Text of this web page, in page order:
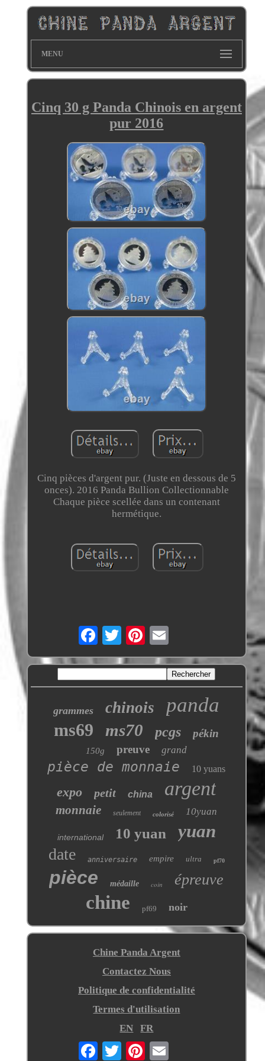
MENU
Cinq 30 g Panda Chinois en argent
pur 2016
Cinq pièces d'argent pur. (Juste en dessous de 5
onces). 2016 Panda Bullion Collectionnable
Chaque pièce scellée dans un contenant
hermétique.
grammes chinois panda
ms69 ms70 pcgs pékin
150g preuve grand
pièce de monnaie 10 yuans
expo petit china argent
monnaie seulement colorisé 10yuan
international 10 yuan yuan
date anniversaire empire ultra pf70
pièce médaille coin épreuve
chine pf69 noir
Chine Panda Argent
Contactez Nous
Politique de confidentialité
Termes d'utilisation
EN
FR